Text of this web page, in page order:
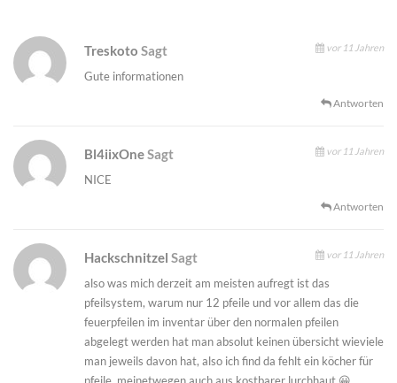
Treskoto Sagt vor 11 Jahren
Gute informationen
Antworten
Bl4iixOneSagt vor 11 Jahren
NICE
Antworten
Hackschnitzel Sagt vor 11 Jahren
also was mich derzeit am meisten aufregt ist das
pfeilsystem, warum nur 12 pfeile und vor allem das die
feuerpfeilen im inventar über den normalen pfeilen
abgelegt werden hat man absolut keinen übersicht wieviele
man jeweils davon hat, also ich find da fehlt ein köcher für